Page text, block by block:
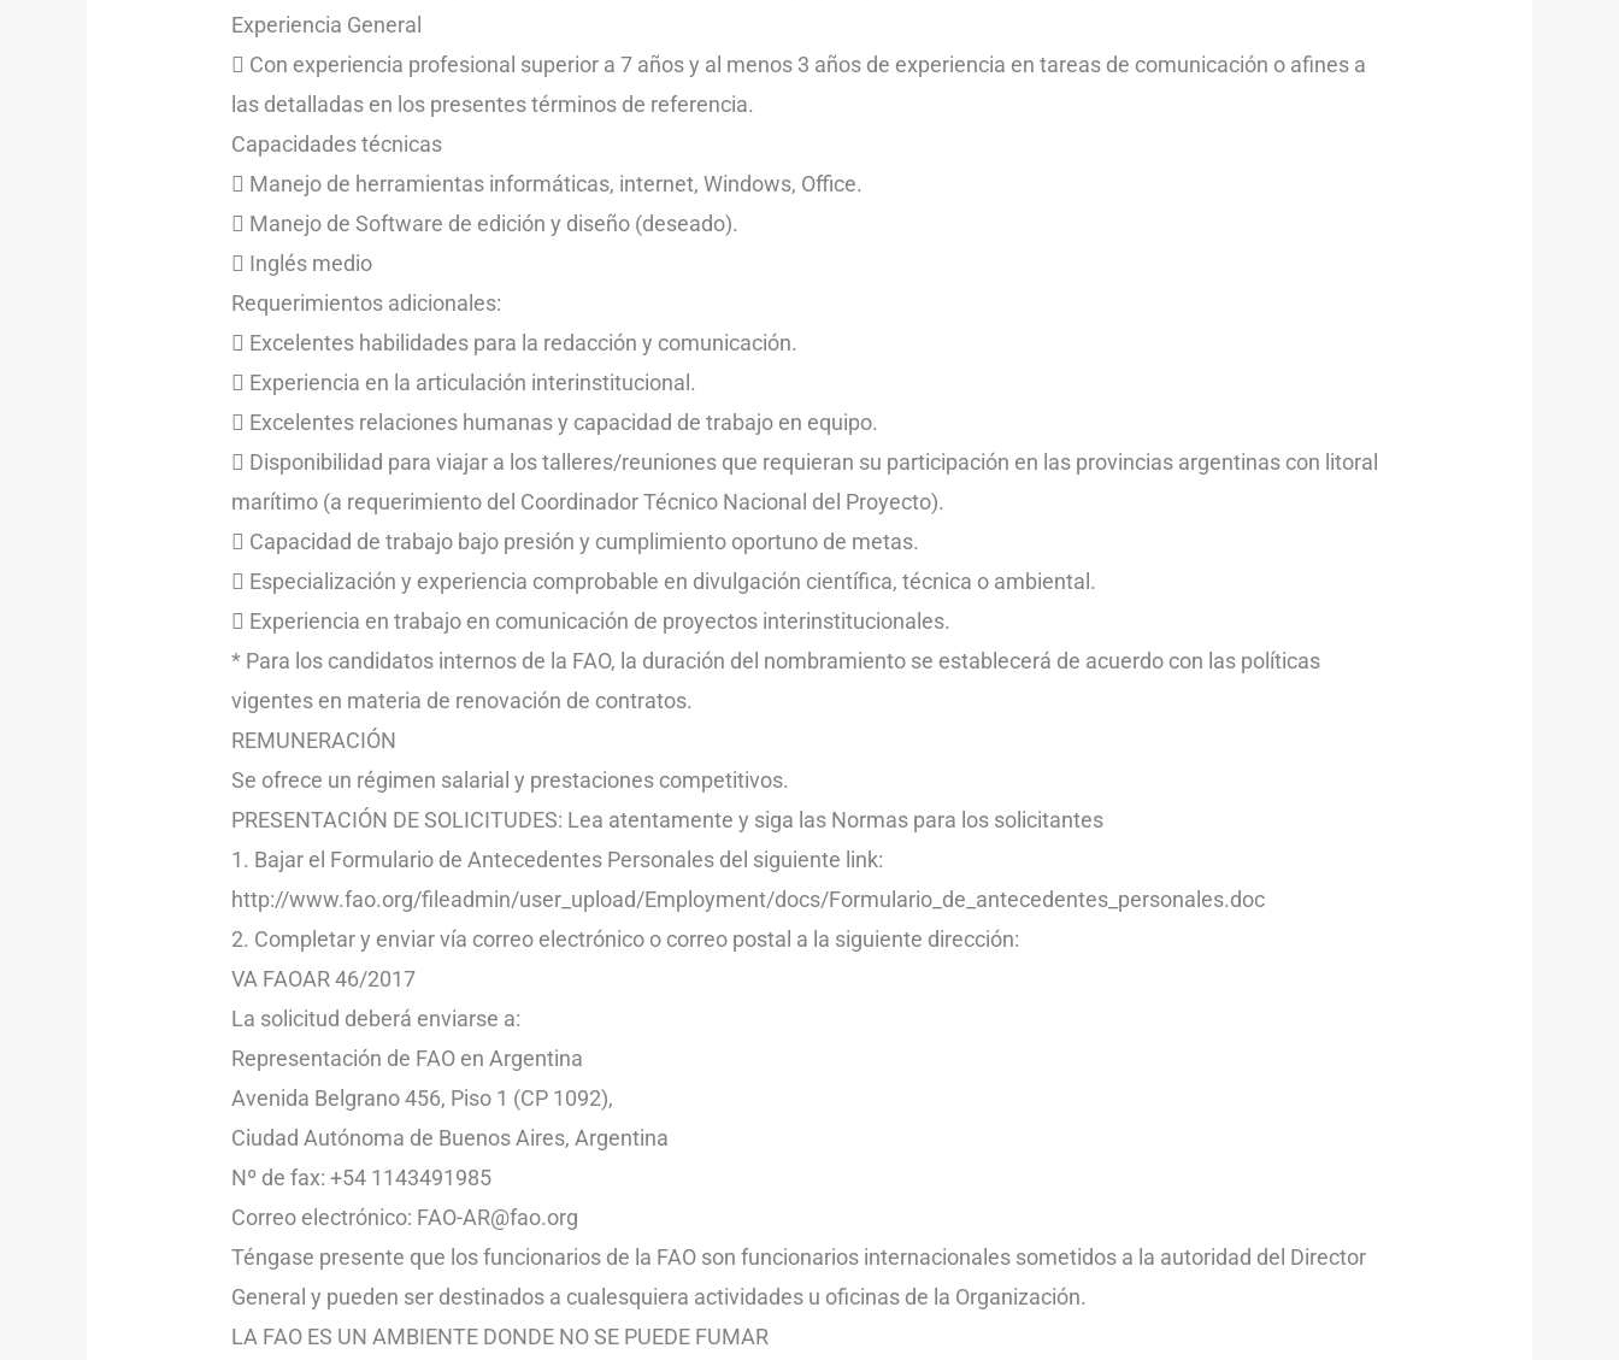
Experiencia General
 Con experiencia profesional superior a 7 años y al menos 3 años de experiencia en tareas de comunicación o afines a
las detalladas en los presentes términos de referencia.
Capacidades técnicas
 Manejo de herramientas informáticas, internet, Windows, Office.
 Manejo de Software de edición y diseño (deseado).
 Inglés medio
Requerimientos adicionales:
 Excelentes habilidades para la redacción y comunicación.
 Experiencia en la articulación interinstitucional.
 Excelentes relaciones humanas y capacidad de trabajo en equipo.
 Disponibilidad para viajar a los talleres/reuniones que requieran su participación en las provincias argentinas con litoral
marítimo (a requerimiento del Coordinador Técnico Nacional del Proyecto).
 Capacidad de trabajo bajo presión y cumplimiento oportuno de metas.
 Especialización y experiencia comprobable en divulgación científica, técnica o ambiental.
 Experiencia en trabajo en comunicación de proyectos interinstitucionales.
* Para los candidatos internos de la FAO, la duración del nombramiento se establecerá de acuerdo con las políticas
vigentes en materia de renovación de contratos.
REMUNERACIÓN
Se ofrece un régimen salarial y prestaciones competitivos.
PRESENTACIÓN DE SOLICITUDES: Lea atentamente y siga las Normas para los solicitantes
1. Bajar el Formulario de Antecedentes Personales del siguiente link:
http://www.fao.org/fileadmin/user_upload/Employment/docs/Formulario_de_antecedentes_personales.doc
2. Completar y enviar vía correo electrónico o correo postal a la siguiente dirección:
VA FAOAR 46/2017
La solicitud deberá enviarse a:
Representación de FAO en Argentina
Avenida Belgrano 456, Piso 1 (CP 1092),
Ciudad Autónoma de Buenos Aires, Argentina
Nº de fax: +54 1143491985
Correo electrónico: FAO-AR@fao.org
Téngase presente que los funcionarios de la FAO son funcionarios internacionales sometidos a la autoridad del Director
General y pueden ser destinados a cualesquiera actividades u oficinas de la Organización.
LA FAO ES UN AMBIENTE DONDE NO SE PUEDE FUMAR